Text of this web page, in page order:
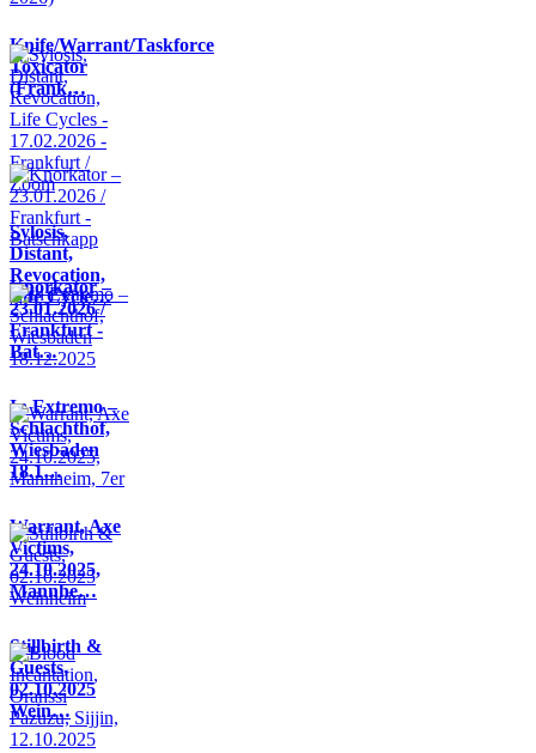
Knife/Warrant/Taskforce
Toxicator
(Frank…
Sylosis,
Distant,
Revocation,
Life Cycle…
Knorkator –
23.01.2026 /
Frankfurt -
Bat…
In Extremo –
Schlachthof,
Wiesbaden
18.1…
Warrant, Axe
Victims,
24.10.2025,
Mannhe…
Stillbirth &
Guests,
02.10.2025
Wein…